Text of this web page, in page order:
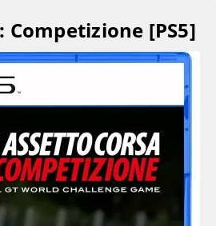
Competizione [PS5]